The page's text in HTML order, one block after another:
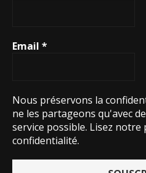
Email *
Nous préservons la
ne les partageons qu'avec
service possible. Lisez notre
confidentialité.